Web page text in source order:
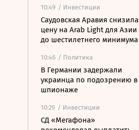
10:49 / Инвестиции
Саудовская Аравия снизила
цену на Arab Light для Азии
до шестилетнего минимума
10:46 / Политика
В Германии задержали
украинца по подозрению в
шпионаже
10:29 / Инвестиции
СД «Мегафона»